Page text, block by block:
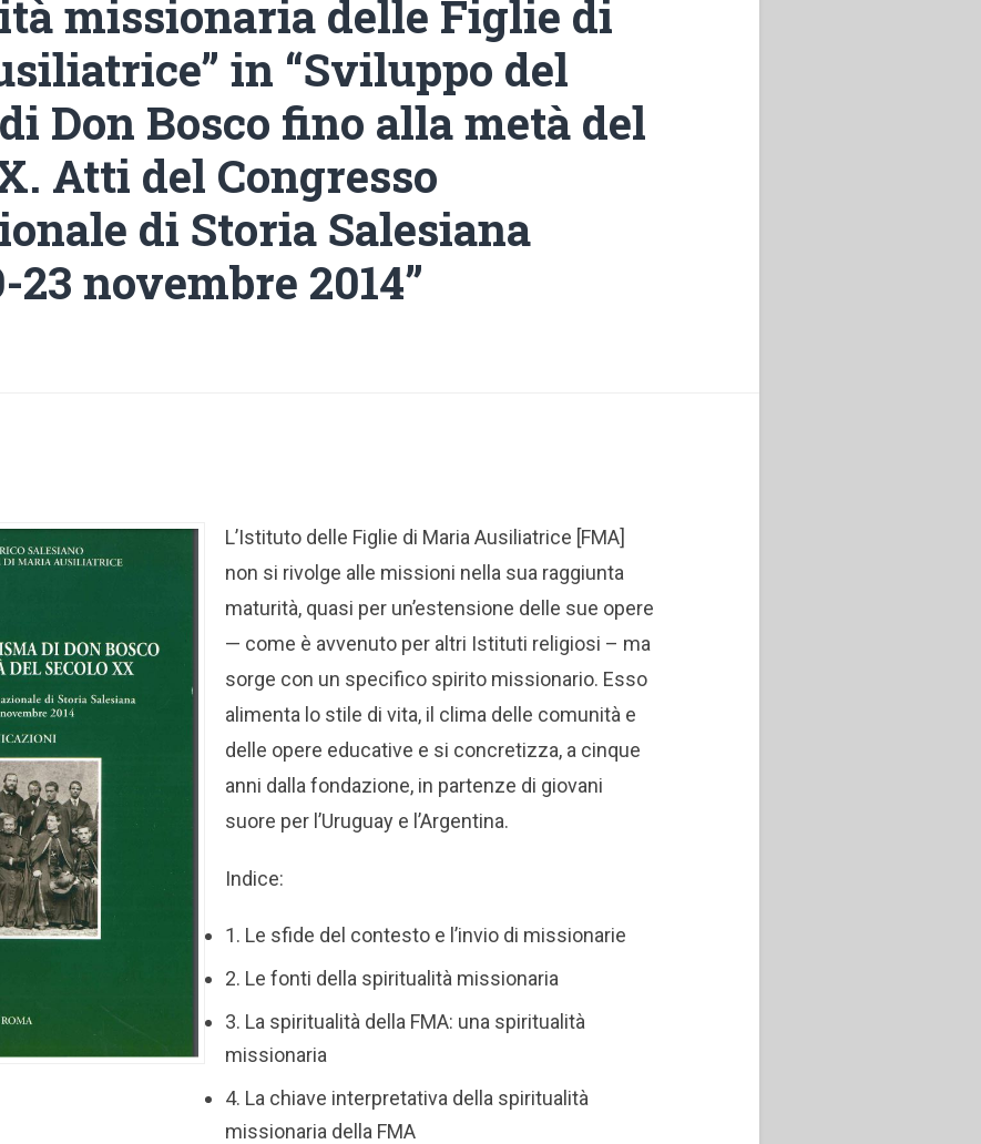
missionaria delle Figlie di
in “Sviluppo del
Don Bosco fino alla metà del
Atti del Congresso
di Storia Salesiana
23 novembre 2014”
L’Istituto delle Figlie di Maria Ausiliatrice [FMA]
non si rivolge alle missioni nella sua raggiunta
maturità, quasi per un’estensione delle sue opere
— come è avvenuto per altri Istituti religiosi – ma
sorge con un specifico spirito missionario. Esso
alimenta lo stile di vita, il clima delle comunità e
delle opere educative e si concretizza, a cinque
anni dalla fondazione, in partenze di giovani
suore per l’Uruguay e l’Argentina.
Indice:
1. Le sfide del contesto e l’invio di missionarie
2. Le fonti della spiritualità missionaria
3. La spiritualità della FMA: una spiritualità
missionaria
4. La chiave interpretativa della spiritualità
missionaria della FMA